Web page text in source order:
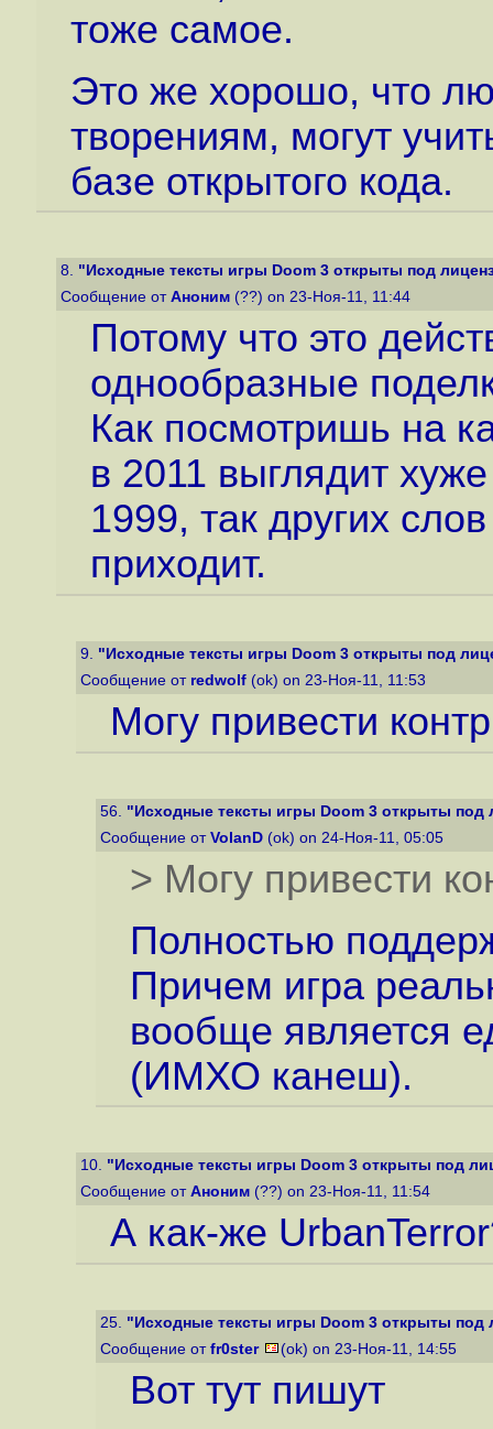
тоже самое.
Это же хорошо, что
творениям, могут
базе открытого кода.
8. "Исходные тексты игры Doom 3 открыты под
Сообщение от Аноним (??) on 23-Ноя-11, 11:44
Потому что это
однообразные
Как посмотришь на
в 2011 выглядит
1999, так других
приходит.
9. "Исходные тексты игры Doom 3 открыты под
Сообщение от redwolf (ok) on 23-Ноя-11, 11:53
Могу привести
56. "Исходные тексты игры Doom 3 открыты под
Сообщение от VolanD (ok) on 24-Ноя-11, 05:05
> Могу привести
Полностью
Причем игра
вообще является
(ИМХО канеш).
10. "Исходные тексты игры Doom 3 открыты под
Сообщение от Аноним (??) on 23-Ноя-11, 11:54
А как-же
25. "Исходные тексты игры Doom 3 открыты под
Сообщение от fr0ster (ok) on 23-Ноя-11, 14:55
Вот тут пишут